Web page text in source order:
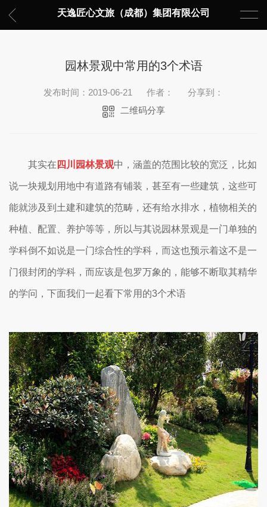
天逸匠心文旅（成都）集团有限公司
园林景观中常用的3个术语
发布时间：2019-06-21 作者：
分享到：
二维码分享
其实在 四川园林景观中，涵盖的范围比较的宽泛，比如
说一块规划用地中有道路有铺装，甚至有一些建筑，这些可
能就涉及到土建和建筑的范畴，还有给水排水，植物相关的
种植、配置、养护等等，所以与其说园林景观是一门单独的
学科倒不如说是一门综合性的学科，而这也预示着这不是一
门很封闭的学科，而应该是包罗万象的，能够不断取其精华
的学问，下面我们一起看下常用的3个术语